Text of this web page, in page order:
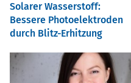
Solarer Wasserstoff:
Bessere Photoelektroden
durch Blitz-Erhitzung